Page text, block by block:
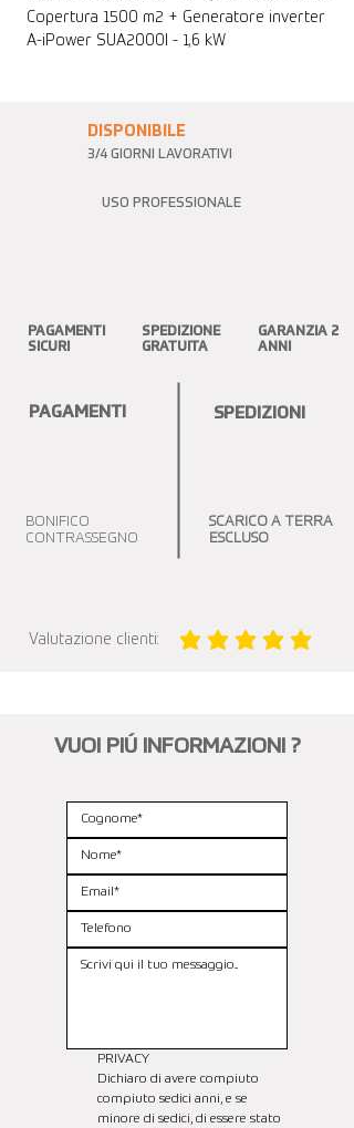
Copertura 1500 m2 + Generatore inverter
A-iPower SUA2000I - 1,6 kW
DISPONIBILE
3/4 GIORNI LAVORATIVI
USO PROFESSIONALE
PAGAMENTI
SICURI
SPEDIZIONE
GRATUITA
GARANZIA 2
ANNI
PAGAMENTI SPEDIZIONI
BONIFICO
CONTRASSEGNO
SCARICO A TERRA
ESCLUSO
Valutazione clienti: la valutazione media è 5 su
VUOI PIÚ INFORMAZIONI ?
PRIVACY
Dichiaro di avere compiuto
compiuto sedici anni, e se
minore di sedici, di essere stato